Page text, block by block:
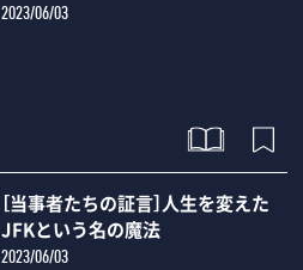
2023/06/03
［当事者たちの証言］人生を変えた
JFKという名の魔法
2023/06/03